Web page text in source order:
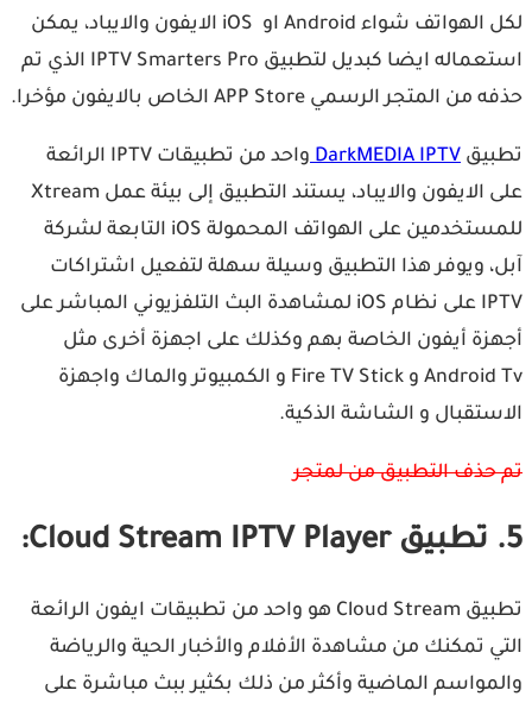
لكل الهواتف شواء Android او iOS الايفون والايباد، يمكن
استعماله ايضا كبديل لتطبيق IPTV Smarters Pro الذي تم
حذفه من المتجر الرسمي APP Store الخاص بالايفون مؤخرا.
تطبيق DarkMEDIA IPTV
واحد من تطبيقات IPTV الرائعة
على الايفون والايباد، يستند التطبيق إلى بيئة عمل Xtream
للمستخدمين على الهواتف المحمولة iOS التابعة لشركة
آبل، ويوفر هذا التطبيق وسيلة سهلة لتفعيل اشتراكات
IPTV على نظام iOS لمشاهدة البث التلفزيوني المباشر على
أجهزة أيفون الخاصة بهم وكذلك على اجهزة أخرى مثل
Android Tv و Fire TV Stick و الكمبيوتر والماك واجهزة
الاستقبال و الشاشة الذكية.
تم حذف التطبيق من لمتجر
5. تطبيق Cloud Stream IPTV Player:
تطبيق Cloud Stream هو واحد من تطبيقات ايفون الرائعة
التي تمكنك من مشاهدة الأفلام والأخبار الحية والرياضة
والمواسم الماضية وأكثر من ذلك بكثير ببث مباشرة على